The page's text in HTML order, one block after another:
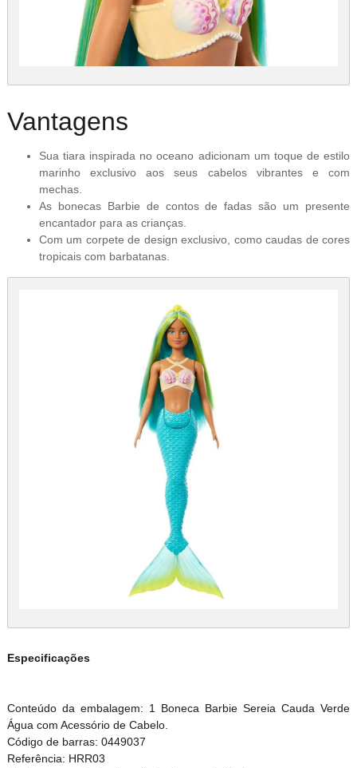
Vantagens
Sua tiara inspirada no oceano adicionam um toque de estilo
marinho exclusivo aos seus cabelos vibrantes e com
mechas.
As bonecas Barbie de contos de fadas são um presente
encantador para as crianças.
Com um corpete de design exclusivo, como caudas de cores
tropicais com barbatanas.
Especificações
Conteúdo da embalagem: 1 Boneca Barbie Sereia Cauda Verde
Água com Acessório de Cabelo.
Código de barras: 0449037
Referência: HRR03